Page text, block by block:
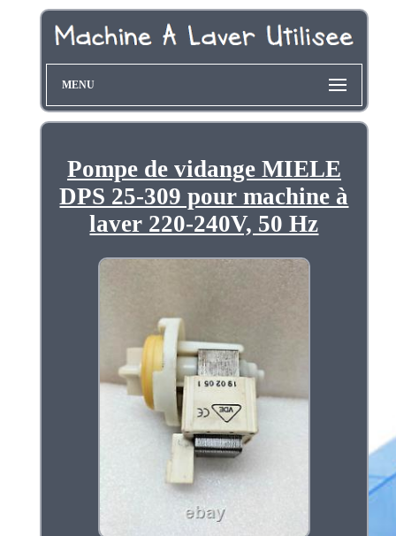
MENU
Pompe de vidange MIELE
DPS 25-309 pour machine à
laver 220-240V, 50 Hz